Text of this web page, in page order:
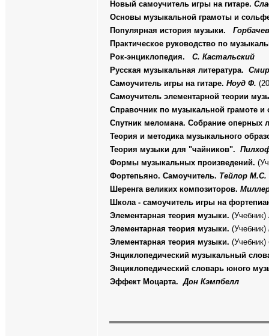
Новый самоучитель игры на гитаре.
Основы музыкальной грамоты и
Популярная история музыки.
Практическое руководство по
Рок-энциклопедия. С. Кастальский
Русская музыкальная литература.
Самоучитель игры на гитаре. Ноуд Ф.
Самоучитель элементарной теории
Справочник по музыкальной грамоте
Спутник меломана. Собрание оперных
Теория и методика музыкального
Теория музыки для "чайников".
Формы музыкальных произведений.
Фортепьяно. Самоучитель. Тейлор М.С.
Шеренга великих композиторов.
Школа - самоучитель игры на
Элементарная теория музыки. (Учебник)
Элементарная теория музыки. (Учебник)
Элементарная теория музыки. (Учебник)
Энциклопедический музыкальный
Энциклопедический словарь юного
Эффект Моцарта. Дон Кэмпбелл